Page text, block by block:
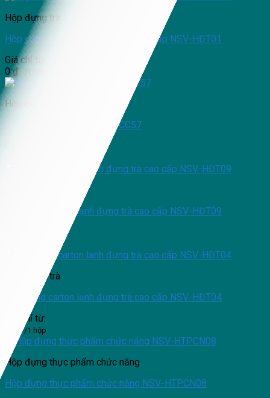
Hộp đựng trà
Hộp cứng carton lạnh đựng trà cao cấp NSV-HĐT01
Giá chỉ từ:
0₫ /1 hộp
Hộp cứng cao cấp
Hộp cứng cao cấp NSV-HCCC57
Hộp cứng carton lạnh đựng trà cao cấp NSV-HĐT09
Hộp đựng trà
Hộp cứng carton lạnh đựng trà cao cấp NSV-HĐT04
Giá chỉ từ:
/1 hộp
Hộp đựng thực phẩm chức năng
Hộp đựng thực phẩm chức năng NSV-HTPCN08